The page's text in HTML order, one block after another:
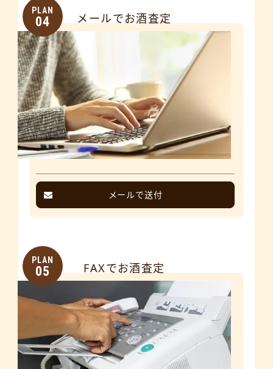
PLAN
04 メールでお酒査定
メールで送付
PLAN
05 FAXでお酒査定